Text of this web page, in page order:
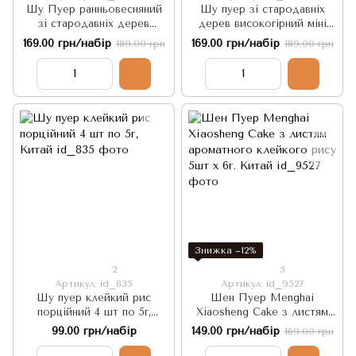
Шу Пуер ранньовесняний
зі стародавніх дерев
порційний з рисом 5 шт х
7г. Китай
169.00 грн/набір 189.00 грн
Шу пуер зі стародавніх
дерев високогірний міні
точа 5шт по 7г, Китай
169.00 грн/набір 189.00 грн
2
Артикул: id_835
Шу пуер клейкий рис
порційний 4 шт по 5г,
Китай
99.00 грн/набір
Знижка −12%
5
Артикул: id_9527
Шен Пуер Menghai
Xiaosheng Cake з листям
ароматного клейкого рису
5шт х 6г. Китай
149.00 грн/набір 169.00 грн